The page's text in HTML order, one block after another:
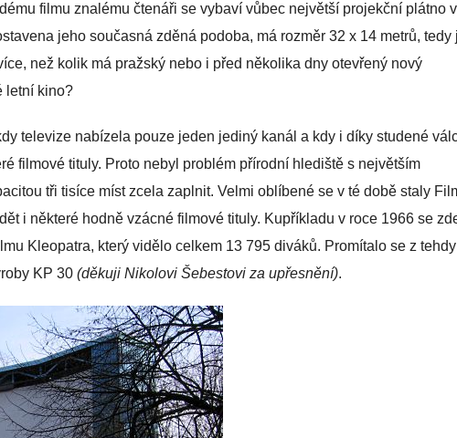
filmu znalému čtenáři se vybaví vůbec největší projekční plátno v
jeho současná zděná podoba, má rozměr 32 x 14 metrů, tedy
než kolik má pražský nebo i před několika dny otevřený nový
letní kino?
televize nabízela pouze jeden jediný kanál a kdy i díky studené
filmové tituly. Proto nebyl problém přírodní hlediště s největším
tři tisíce míst zcela zaplnit. Velmi oblíbené se v té době staly
i některé hodně vzácné filmové tituly. Kupříkladu v roce 1966 se
Kleopatra, který vidělo celkem 13 795 diváků. Promítalo se z
KP 30 (děkuji Nikolovi Šebestovi za upřesnění).